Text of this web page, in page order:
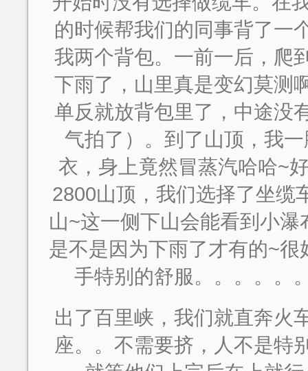
的时候帮我们的同事背了一
我两个背包。一前一后，爬
下雨了，山里真是变幻莫测
单反就放背包里了，中途没
气拍了）。到了山顶，我
衣，身上竟然冒蒸汽哈哈~
2800山顶，我们选择了坐缆
山~这一侧下山会能看到小瀑
是不是因为下雨了才有的~很
手特别的舒服。。。。。
出了百里峡，我们就直奔火
座。。不需要挤，人不是特